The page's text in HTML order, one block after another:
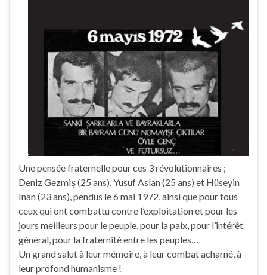
Une pensée fraternelle pour ces 3 révolutionnaires ;
Deniz Gezmiş (25 ans), Yusuf Aslan (25 ans) et Hüseyin
Inan (23 ans), pendus le 6 mai 1972, ainsi que pour tous
ceux qui ont combattu contre l’exploitation et pour les
jours meilleurs pour le peuple, pour la paix, pour l’intérêt
général, pour la fraternité entre les peuples…
Un grand salut à leur mémoire, à leur combat acharné, à
leur profond humanisme !